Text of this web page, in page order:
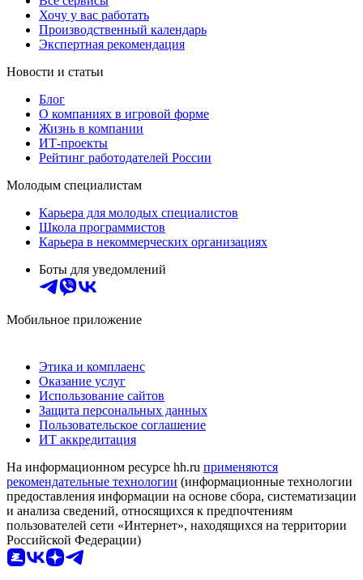
Хочу у вас работать
Производственный календарь
Экспертная рекомендация
Новости и статьи
Блог
О компаниях в игровой форме
Жизнь в компании
ИТ-проекты
Рейтинг работодателей России
Молодым специалистам
Карьера для молодых специалистов
Школа программистов
Карьера в некоммерческих организациях
Боты для уведомлений
Мобильное приложение
Этика и комплаенс
Оказание услуг
Использование сайтов
Защита персональных данных
Пользовательское соглашение
ИТ аккредитация
На информационном ресурсе hh.ru применяются
рекомендательные технологии (информационные технологии
предоставления информации на основе сбора, систематизации
и анализа сведений, относящихся к предпочтениям
пользователей сети «Интернет», находящихся на территории
Российской Федерации)